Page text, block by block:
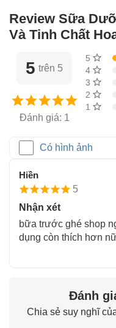
Review Sữa
Và Tinh Chất
Rose
khách đã mua
5 trên 5
Đánh giá: 1
5 sao
4 sao
3 sao
2 sao
1 sao
Có hình ảnh
Hiền
5
Nhận xét
bữa trước ghé shop
dụng còn thích hơn
Đánh
Chia sẻ suy nghĩ